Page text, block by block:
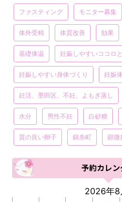
ファスティング モニター募集
体外受精 体質改善 効果
基礎体温 妊娠しやすいココロ
妊娠しやすい身体づくり 妊娠
妊活、墨田区、不妊、よもぎ蒸し
水分 男性不妊 白砂糖
質の良い卵子 錦糸町 顕微
予約カレン
2026年8